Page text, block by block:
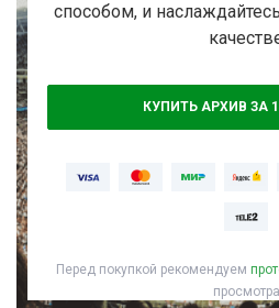
способом, и
КУПИТЬ АРХИВ ЗА
Перед покупкой рекомендуем
просмотра